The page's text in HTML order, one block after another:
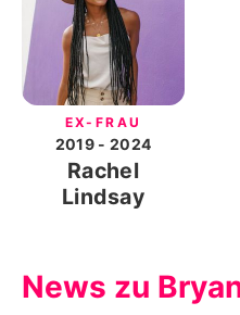
EX-FRAU
2019- 2024
Rachel
Lindsay
News zu